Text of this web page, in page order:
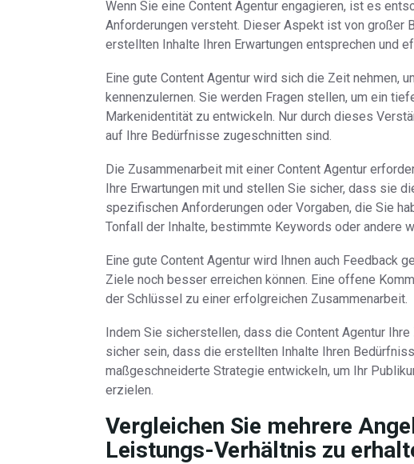
Wenn Sie eine Content Agentur engagieren, ist es
Anforderungen versteht. Dieser Aspekt ist von großer
erstellten Inhalte Ihren Erwartungen entsprechen und
Eine gute Content Agentur wird sich die Zeit nehmen,
kennenzulernen. Sie werden Fragen stellen, um ein
Markenidentität zu entwickeln. Nur durch dieses
auf Ihre Bedürfnisse zugeschnitten sind.
Die Zusammenarbeit mit einer Content Agentur
Ihre Erwartungen mit und stellen Sie sicher, dass sie
spezifischen Anforderungen oder Vorgaben, die Sie
Tonfall der Inhalte, bestimmte Keywords oder andere
Eine gute Content Agentur wird Ihnen auch Feedback
Ziele noch besser erreichen können. Eine offene
der Schlüssel zu einer erfolgreichen Zusammenarbeit.
Indem Sie sicherstellen, dass die Content Agentur
sicher sein, dass die erstellten Inhalte Ihren
maßgeschneiderte Strategie entwickeln, um Ihr
erzielen.
Vergleichen Sie mehrere
Leistungs-Verhältnis zu